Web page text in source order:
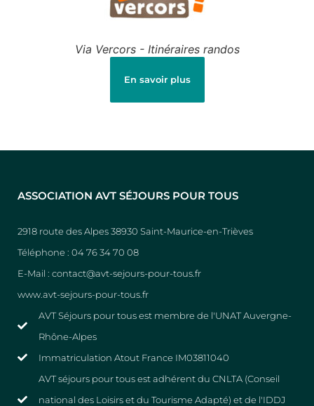
Via Vercors - Itinéraires randos
En savoir plus
ASSOCIATION AVT SÉJOURS POUR TOUS
2918 route des Alpes 38930 Saint-Maurice-en-Trièves
Téléphone : 04 76 34 70 08
E-Mail : contact@avt-sejours-pour-tous.fr
www.avt-sejours-pour-tous.fr
AVT Séjours pour tous est membre de l'UNAT Auvergne-
Rhône-Alpes
Immatriculation Atout France IM03811040
AVT séjours pour tous est adhérent du CNLTA (Conseil
national des Loisirs et du Tourisme Adapté) et de l'IDDJ